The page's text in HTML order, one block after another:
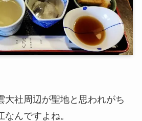
大社周辺が聖地と思われがち
んですよね。